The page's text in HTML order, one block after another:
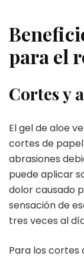
para el
Cortes y
El gel de aloe
cortes de
abrasiones
puede aplicar
dolor causado
sensación de
tres veces al
Para los cortes